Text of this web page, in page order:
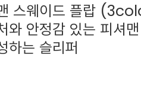
스웨이드 플랍
와 안정감 있는 피셔
하는 슬리퍼